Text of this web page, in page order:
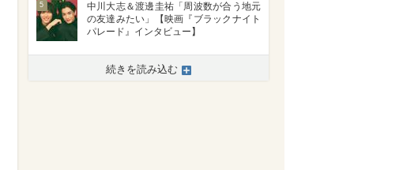
5
中川大志＆渡邊圭祐「周波数が合う地元
の友達みたい」【映画『ブラックナイト
パレード』インタビュー】
続きを読み込む